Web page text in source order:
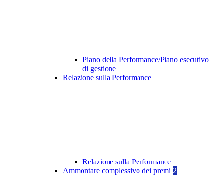
Piano della Performance/Piano esecutivo
di gestione
Relazione sulla Performance
Relazione sulla Performance
Ammontare complessivo dei premi 2